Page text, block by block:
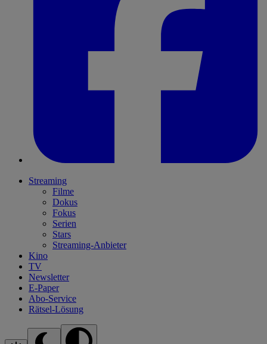
Streaming
Filme
Dokus
Fokus
Serien
Stars
Streaming-Anbieter
Kino
TV
Newsletter
E-Paper
Abo-Service
Rätsel-Lösung